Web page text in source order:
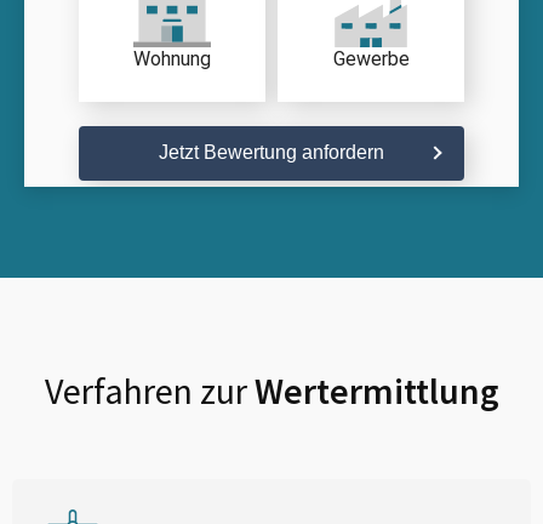
Wohnung Gewerbe
Jetzt Bewertung anfordern
Verfahren zurWertermittlung